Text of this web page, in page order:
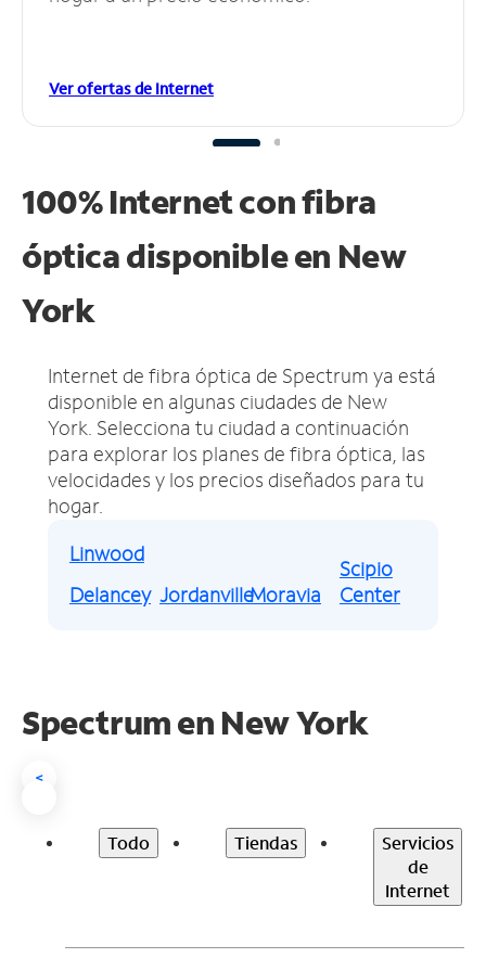
Ver ofertas de Internet
100% Internet con fibra
óptica disponible en New
York
Internet de fibra óptica de Spectrum ya está
disponible en algunas ciudades de New
York. Selecciona tu ciudad a continuación
para explorar los planes de fibra óptica, las
velocidades y los precios diseñados para tu
hogar.
Linwood
Delancey JordanvilleMoravia
Scipio
Center
Spectrum en New York
<
Todo Tiendas
Servicios
de
Internet